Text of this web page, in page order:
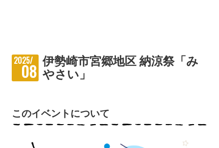
2025/
08 伊勢崎市宮郷地区 納涼祭「み
やさい」
このイベントについて